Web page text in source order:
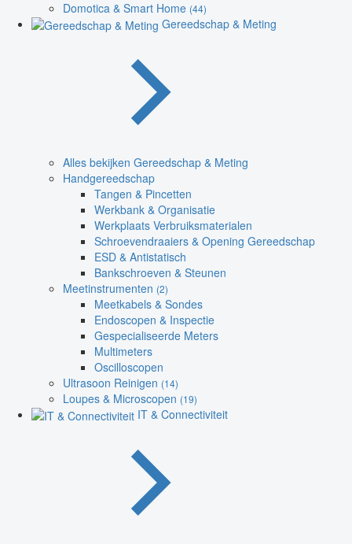
Domotica & Smart Home (44)
Gereedschap & Meting
Alles bekijken Gereedschap & Meting
Handgereedschap
Tangen & Pincetten
Werkbank & Organisatie
Werkplaats Verbruiksmaterialen
Schroevendraaiers & Opening Gereedschap
ESD & Antistatisch
Bankschroeven & Steunen
Meetinstrumenten (2)
Meetkabels & Sondes
Endoscopen & Inspectie
Gespecialiseerde Meters
Multimeters
Oscilloscopen
Ultrasoon Reinigen (14)
Loupes & Microscopen (19)
IT & Connectiviteit